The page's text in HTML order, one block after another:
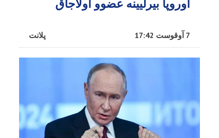
آوروپا بیرلیینه عضوو اولاجاق
پلانت 7 آوقوست 17:42